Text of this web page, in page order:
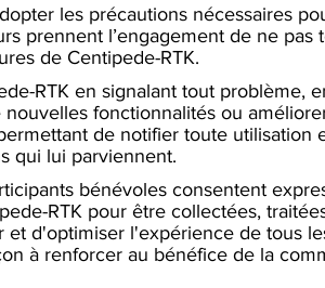
les précautions nécessaires
prennent l’engagement de ne pas
de Centipede-RTK.
RTK en signalant tout problème,
fonctionnalités ou
de notifier toute utilisation
qui lui parviennent.
bénévoles consentent
RTK pour être collectées,
et d'optimiser l'expérience de tous
à renforcer au bénéfice de la